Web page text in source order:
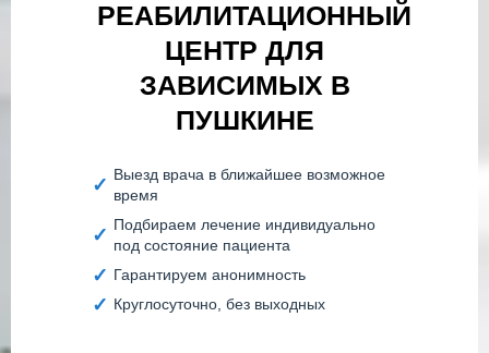
РЕАБИЛИТАЦИОННЫЙ
ЦЕНТР ДЛЯ
ЗАВИСИМЫХ В
ПУШКИНЕ
Выезд врача в ближайшее возможное
время
Подбираем лечение индивидуально
под состояние пациента
Гарантируем анонимность
Круглосуточно, без выходных